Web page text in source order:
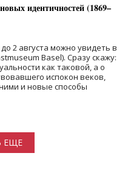
идентичностей (1869–
2 августа можно увидеть в
Basel). Сразу скажу:
как таковой, а о
испокон веков,
и новые способы
ЕЩЕ